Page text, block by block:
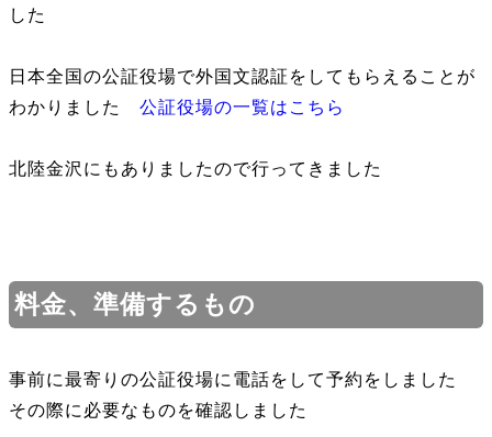
した
日本全国の公証役場で外国文認証をしてもらえることが
わかりました 公証役場の一覧はこちら
北陸金沢にもありましたので行ってきました
料金、準備するもの
事前に最寄りの公証役場に電話をして予約をしました
その際に必要なものを確認しました